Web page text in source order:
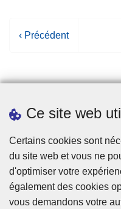
Ce site web
Certains cookies sont
du site web et vous ne
d'optimiser votre
également des cookies
vous demandons votre
P
e
r
c
é
d
e
n
‹ Précédent